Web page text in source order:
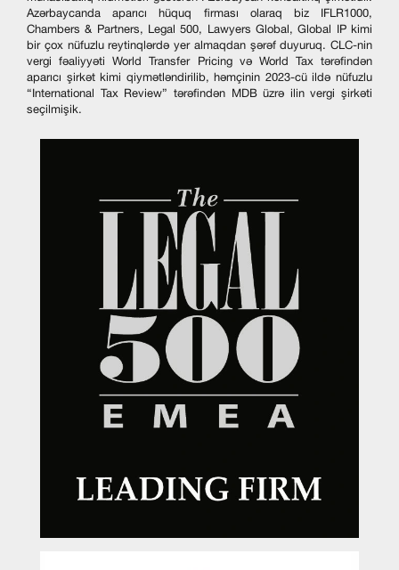
Azərbaycanda aparıcı hüquq firması olaraq biz IFLR1000,
Chambers & Partners, Legal 500, Lawyers Global, Global IP kimi
bir çox nüfuzlu reytinqlərdə yer almaqdan şərəf duyuruq. CLC-nin
vergi fəaliyyəti World Transfer Pricing və World Tax tərəfindən
aparıcı şirkət kimi qiymətləndirilib, həmçinin 2023-cü ildə nüfuzlu
“International Tax Review” tərəfindən MDB üzrə ilin vergi şirkəti
seçilmişik.